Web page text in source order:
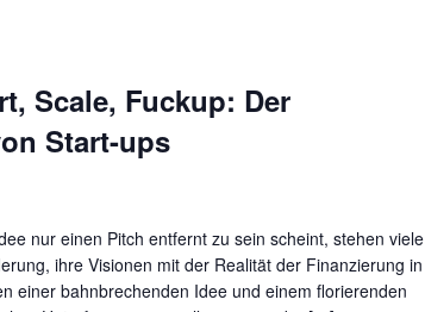
Scale, Fuckup: Der
Start-ups
nur einen Pitch entfernt zu sein scheint, stehen viele
ihre Visionen mit der Realität der Finanzierung in
einer bahnbrechenden Idee und einem florierenden